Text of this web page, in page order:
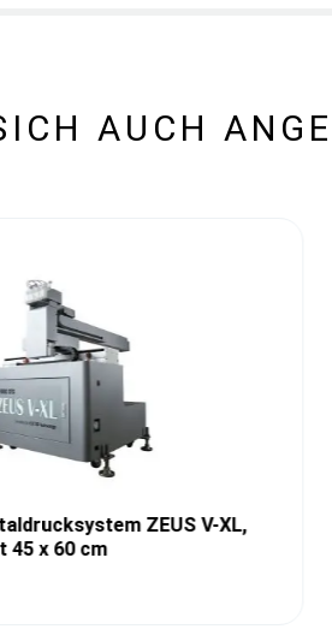
AUCH
ZEUS V-XL,
45 x 60 cm